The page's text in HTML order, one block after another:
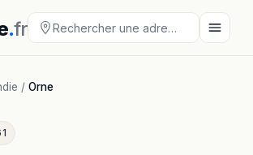
.fr
/ Orne